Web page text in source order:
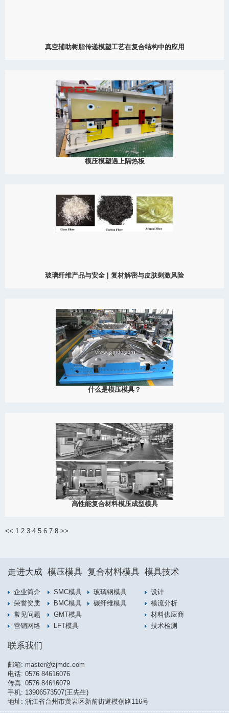
2025
真空辅助树脂传递模塑工艺在复合结构中的应用
和工业中的应用。
View Detail
09/12
模压模塑遇上隔热板
View Detail
2025
玻璃纤维产品与安全 | 复材解密与皮肤刺激风险
View Detail
08/16
什么是模压模具？
View Detail
07/25
高性能复合材料模压成型模具
GMT及碳纤维复合材料的模具设计、制造与打样，助力客户实现高
View Detail
07/12
2025
<< 1 2 3 4 5 6 7 8 >>
走进大成
企业简介
荣誉资质
常见问题
营销网络
模压模具
SMC模具
BMC模具
GMT模具
LFT模具
复合材料模具
玻璃钢模具
碳纤维模具
模具技术
设计
模流分析
材料供应商
技术检测
联系我们
邮箱: master@zjmdc.com
电话: 0576 84616076
传真: 0576 84616079
手机: 13906573507(王先生)
地址: 浙江省台州市黄岩区新前街道模创路116号